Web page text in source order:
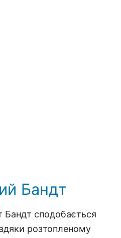
Бандт
сподобається
розтопленому